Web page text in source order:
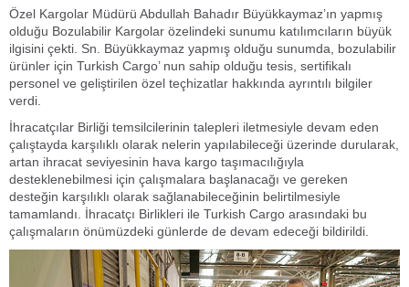
Özel Kargolar Müdürü Abdullah Bahadır Büyükkaymaz’ın yapmış
olduğu Bozulabilir Kargolar özelindeki sunumu katılımcıların büyük
ilgisini çekti. Sn. Büyükkaymaz yapmış olduğu sunumda, bozulabilir
ürünler için Turkish Cargo’ nun sahip olduğu tesis, sertifikalı
personel ve geliştirilen özel teçhizatlar hakkında ayrıntılı bilgiler
verdi.
İhracatçılar Birliği temsilcilerinin talepleri iletmesiyle devam eden
çalıştayda karşılıklı olarak nelerin yapılabileceği üzerinde durularak,
artan ihracat seviyesinin hava kargo taşımacılığıyla
desteklenebilmesi için çalışmalara başlanacağı ve gereken
desteğin karşılıklı olarak sağlanabileceğinin belirtilmesiyle
tamamlandı. İhracatçı Birlikleri ile Turkish Cargo arasındaki bu
çalışmaların önümüzdeki günlerde de devam edeceği bildirildi.